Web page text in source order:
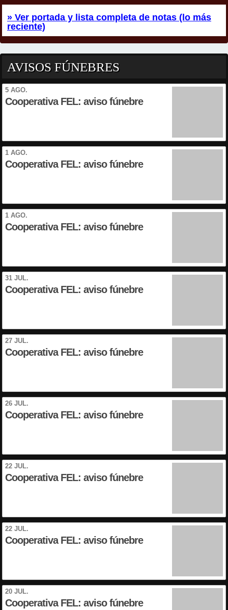
» Ver portada y lista completa de notas (lo más
reciente)
AVISOS FÚNEBRES
5 AGO.
Cooperativa FEL: aviso fúnebre
1 AGO.
Cooperativa FEL: aviso fúnebre
1 AGO.
Cooperativa FEL: aviso fúnebre
31 JUL.
Cooperativa FEL: aviso fúnebre
27 JUL.
Cooperativa FEL: aviso fúnebre
26 JUL.
Cooperativa FEL: aviso fúnebre
22 JUL.
Cooperativa FEL: aviso fúnebre
22 JUL.
Cooperativa FEL: aviso fúnebre
20 JUL.
Cooperativa FEL: aviso fúnebre